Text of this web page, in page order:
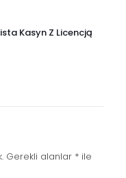
Kasyn Z Licencją
Gerekli alanlar * ile